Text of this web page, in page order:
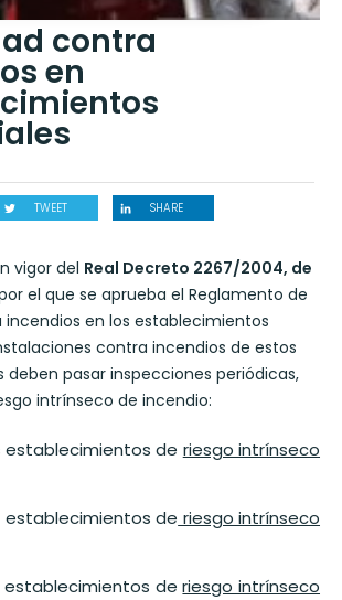
contra
en
TWEET SHARE
vigor del Real Decreto 2267/2004, de
el que se aprueba el Reglamento de
en los establecimientos
contra incendios de estos
pasar inspecciones periódicas,
intrínseco de incendio:
establecimientos de riesgo intrínseco
establecimientos de riesgo intrínseco
establecimientos deriesgo intrínseco